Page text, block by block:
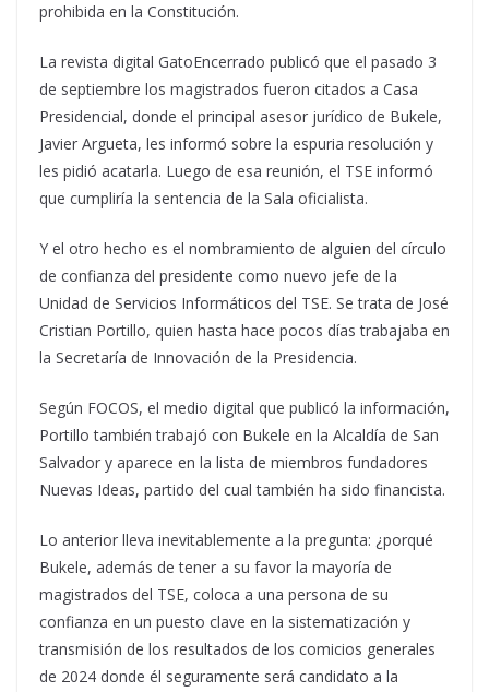
prohibida en la Constitución.
La revista digital GatoEncerrado publicó que el pasado 3
de septiembre los magistrados fueron citados a Casa
Presidencial, donde el principal asesor jurídico de Bukele,
Javier Argueta, les informó sobre la espuria resolución y
les pidió acatarla. Luego de esa reunión, el TSE informó
que cumpliría la sentencia de la Sala oficialista.
Y el otro hecho es el nombramiento de alguien del círculo
de confianza del presidente como nuevo jefe de la
Unidad de Servicios Informáticos del TSE. Se trata de José
Cristian Portillo, quien hasta hace pocos días trabajaba en
la Secretaría de Innovación de la Presidencia.
Según FOCOS, el medio digital que publicó la información,
Portillo también trabajó con Bukele en la Alcaldía de San
Salvador y aparece en la lista de miembros fundadores
Nuevas Ideas, partido del cual también ha sido financista.
Lo anterior lleva inevitablemente a la pregunta: ¿porqué
Bukele, además de tener a su favor la mayoría de
magistrados del TSE, coloca a una persona de su
confianza en un puesto clave en la sistematización y
transmisión de los resultados de los comicios generales
de 2024 donde él seguramente será candidato a la